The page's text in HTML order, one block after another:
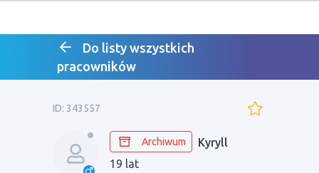
Do listy wszystkich
pracowników
ID: 343557
Archiwum
Kyryll
19 lat